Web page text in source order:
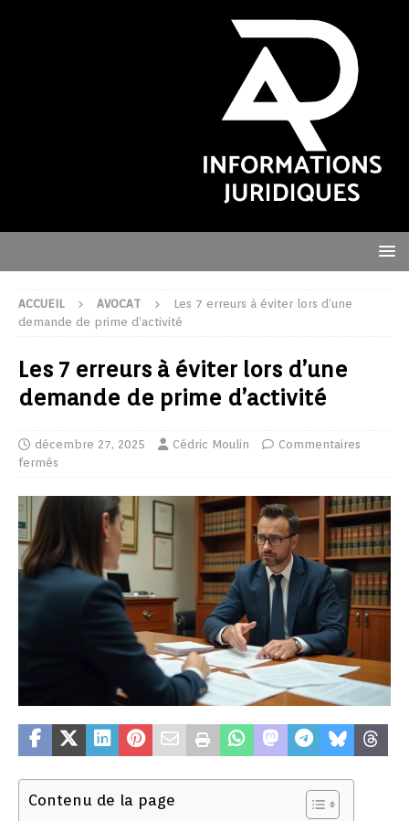
ACCUEIL AVOCAT
Les 7 erreurs à éviter lors d’une
demande de prime d’activité
Les 7 erreurs à éviter lors d’une
demande de prime d’activité
décembre 27, 2025 Cédric Moulin
Commentaires
fermés
Contenu de la page